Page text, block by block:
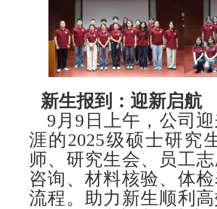
新生报到：迎新启航
9月9日上午，公司
涯的2025级硕士研究
师、研究生会、员工
咨询、材料核验、体
流程。助力新生顺利